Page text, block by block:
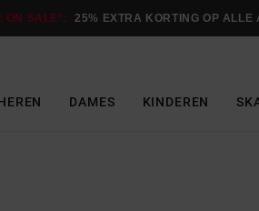
ON SALE*: 25% EXTRA KORTING OP ALLE
DAMES KINDEREN